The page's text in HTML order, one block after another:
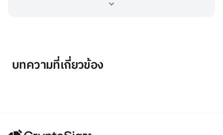
บทความที่เกี่ยวข้อง